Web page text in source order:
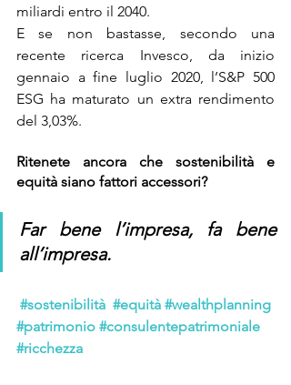
miliardi entro il 2040.
E se non bastasse, secondo una
recente ricerca Invesco, da inizio
gennaio a fine luglio 2020, l’S&P 500
ESG ha maturato un extra rendimento
del 3,03%.
Ritenete ancora che sostenibilità e
equità siano fattori accessori?
Far bene l’impresa, fa bene
all’impresa.
#sostenibilità #equità #wealthplanning
#patrimonio #consulentepatrimoniale
#ricchezza